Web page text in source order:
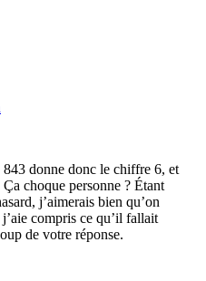
donne donc le chiffre 6, et
choque personne ? Étant
j’aimerais bien qu’on
compris ce qu’il fallait
de votre réponse.